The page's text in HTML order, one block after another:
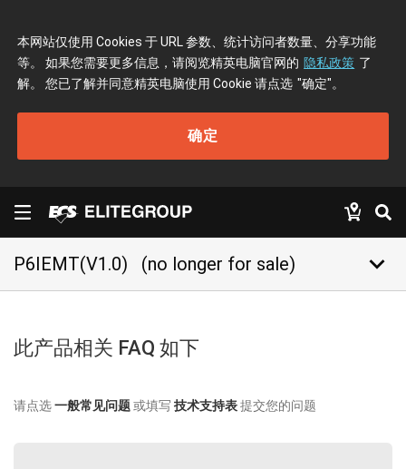
本网站仅使用 Cookies 于 URL 参数、统计访问者数量、分享功能
等。 如果您需要更多信息，请阅览精英电脑官网的 隐私政策 了
解。 您已了解并同意精英电脑使用 Cookie 请点选 "确定"。
确定
P6IEMT(V1.0) (no longer for sale) keyboard_arrow_down
此产品相关 FAQ 如下
请点选一般常见问题或填写 技术支持表提交您的问题